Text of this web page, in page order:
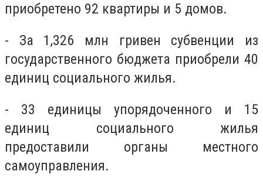
приобретено 92 квартиры и 5 домов.
- За 1,326 млн гривен субвенции из
государственного бюджета приобрели 40
единиц социального жилья.
- 33 единицы упорядоченного и 15
единиц социального жилья
предоставили органы местного
самоуправления.